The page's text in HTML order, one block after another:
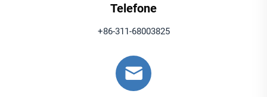
Telefone
+86-311-68003825